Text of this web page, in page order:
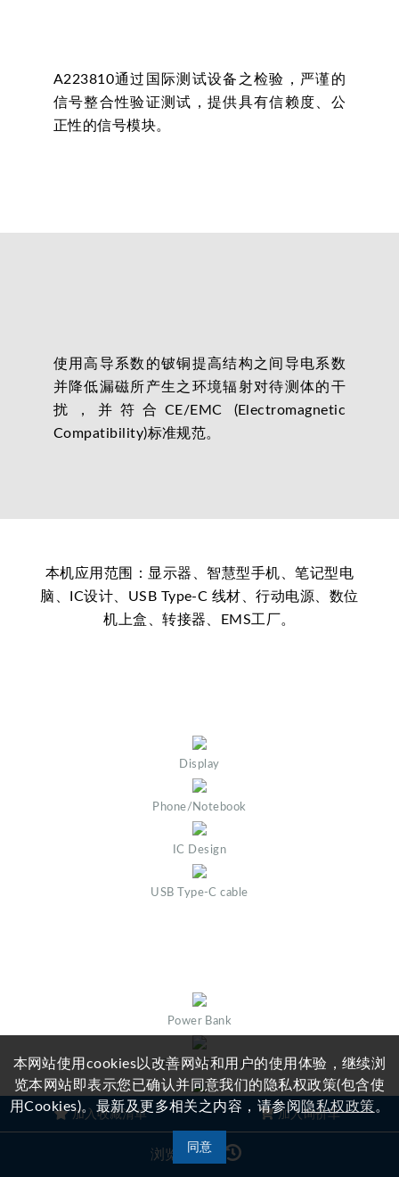
A223810通过国际测试设备之检验，严谨的
信号整合性验证测试，提供具有信赖度、公
正性的信号模块。
使用高导系数的铍铜提高结构之间导电系数
并降低漏磁所产生之环境辐射对待测体的干
扰，并符合CE/EMC (Electromagnetic
Compatibility)标准规范。
本机应用范围：显示器、智慧型手机、笔记型电
脑、IC设计、USB Type-C 线材、行动电源、数位
机上盒、转接器、EMS工厂。
Display
Phone/Notebook
IC Design
USB Type-C cable
Power Bank
USB-C HUB / Dock
Adapter
EMS Factory
加入收藏清单 加入询价车
本网站使用cookies以改善网站和用户的使用体验，继续浏
览本网站即表示您已确认并同意我们的隐私权政策(包含使
用Cookies)。最新及更多相关之内容，请参阅 隐私权政策 。
同意
浏览记录